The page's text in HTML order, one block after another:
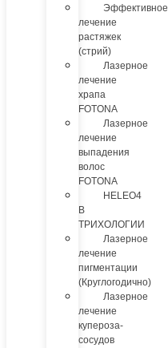
Эффективное
лечение
растяжек
(стрий)
Лазерное
лечение
храпа
FOTONA
Лазерное
лечение
выпадения
волос
FOTONA
HELEO4
В
ТРИХОЛОГИИ
Лазерное
лечение
пигментации
(Круглогодично)
Лазерное
лечение
купероза-
сосудов